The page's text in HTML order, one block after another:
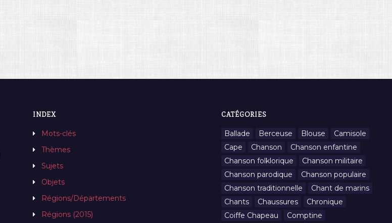
INDEX
Mots-clés
Thèmes
Sujets
Objets
Régions/Départements
Régions (2015)
CATÉGORIES
Ballade Berceuse Blouse
Camisole
Cape
Chanson
Chanson enfantine
Chanson folklorique
Chanson militaire
Chanson parodique
Chanson populaire
Chanson traditionnelle
Chant de marins
Chants
Chaussures
Chronique
Coiffe Chapeau
Comptine